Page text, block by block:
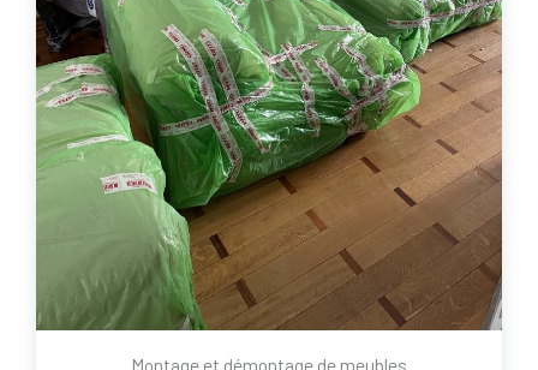
Montage et démontage de meubles